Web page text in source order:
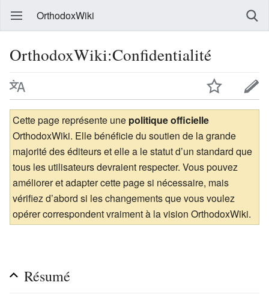
OrthodoxWiki
OrthodoxWiki:Confidentialité
Cette page représente une politique officielle
OrthodoxWiki. Elle bénéficie du soutien de la grande
majorité des éditeurs et elle a le statut d’un standard que
tous les utilisateurs devraient respecter. Vous pouvez
améliorer et adapter cette page si nécessaire, mais
vérifiez d’abord si les changements que vous voulez
opérer correspondent vraiment à la vision OrthodoxWiki.
Résumé